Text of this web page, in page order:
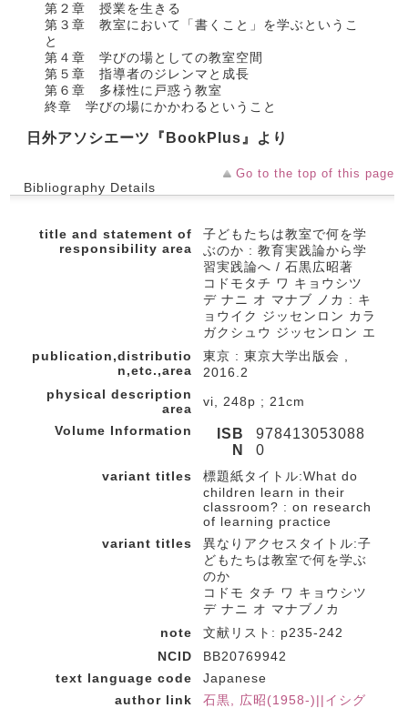
第２章 授業を生きる
第３章 教室において「書くこと」を学ぶというこ
と
第４章 学びの場としての教室空間
第５章 指導者のジレンマと成長
第６章 多様性に戸惑う教室
終章 学びの場にかかわるということ
日外アソシエーツ『BookPlus』より
Go to the top of this page
Bibliography Details
title and statement of
responsibility area
子どもたちは教室で何を学
ぶのか : 教育実践論から学
習実践論へ / 石黒広昭著
コドモタチ ワ キョウシツ
デ ナニ オ マナブ ノカ : キ
ョウイク ジッセンロン カラ
ガクシュウ ジッセンロン エ
publication,distributio
n,etc.,area
東京 : 東京大学出版会 ,
2016.2
physical description
area
vi, 248p ; 21cm
Volume Information
ISB
N
978413053088
0
variant titles
標題紙タイトル:What do
children learn in their
classroom? : on research
of learning practice
variant titles
異なりアクセスタイトル:子
どもたちは教室で何を学ぶ
のか
コドモ タチ ワ キョウシツ
デ ナニ オ マナブノカ
note
文献リスト: p235-242
NCID
BB20769942
text language code
Japanese
author link
石黒, 広昭(1958-)||イシグ